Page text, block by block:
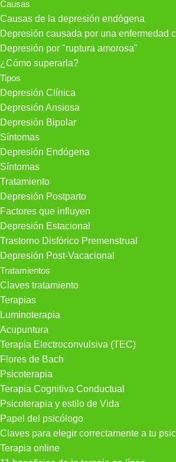
Causas
Causas de la depresión endógena
Depresión causada por una enfermedad
Depresión por "ruptura amorosa"
¿Cómo superarla?
Tipos
Depresión Clínica
Depresión Ansiosa
Depresión Bipolar
Síntomas
Depresión Endógena
Síntomas
Tratamiento
Depresión Postparto
Factores que influyen
Depresión Estacional
Trastorno Disfórico Premenstrual
Depresión Post-Vacacional
Tratamientos
Claves tratamiento
Terapias
Luminoterapia
Acupuntura
Terapia Electroconvulsiva (TEC)
Flores de Bach
Psicoterapia
Terapia Cognitiva Conductual
Psicoterapia y estilo de Vida
Papel del psicólogo
Claves para elegir correctamente a tu
Terapia online